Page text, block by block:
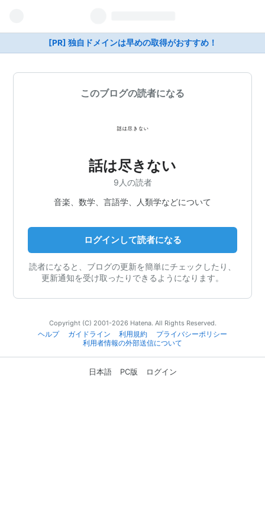
[PR] 独自ドメインは早めの取得がおすすめ！
このブログの読者になる
話は尽きない
9人の読者
音楽、数学、言語学、人類学などについて
ログインして読者になる
読者になると、ブログの更新を簡単にチェックしたり、
更新通知を受け取ったりできるようになります。
Copyright (C) 2001-2026 Hatena. All Rights Reserved.
ヘルプ
ガイドライン 利用規約
プライバシーポリシー
利用者情報の外部送信について
日本語 PC版 ログイン